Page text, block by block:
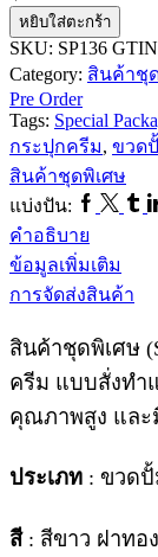
ชุด
พิเศษ
Pre
Order
ขวด
ปั้ม
และ
กระปุก
ครีม
SP136
ชิ้น
หยิบใส่ตะกร้า
SKU: SP136
Category: สินค้าชุ
Pre Order
Tags: Special
กระปุกครีม, ขวด
สินค้าชุดพิเศษ
แบ่งปัน: Facebook
Twitter
คำอธิบาย
ข้อมูลเพิ่มเติม
การจัดส่งสินค้า
สินค้าชุดพิเศษ
ครีม แบบสั่งทำ
คุณภาพสูง และ
ประเภท : ขวด
สี: สีขาว ฝาทอง